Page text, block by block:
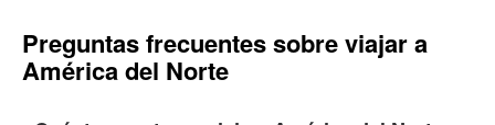
Preguntas frecuentes sobre viajar a
América del Norte